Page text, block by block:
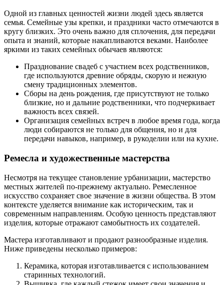
Одной из главных ценностей жизни людей здесь является
семья. Семейные узы крепки, и праздники часто отмечаются в
кругу близких. Это очень важно для сплочения, для передачи
опыта и знаний, которые накапливаются веками. Наиболее
яркими из таких семейных обычаев являются:
Празднование свадеб с участием всех родственников,
где используются древние обряды, скорую и нежную
смену традиционных элементов.
Сборы на день рождения, где присутствуют не только
близкие, но и дальние родственники, что подчеркивает
важность всех связей.
Организация семейных встреч в любое время года, когда
люди собираются не только для общения, но и для
передачи навыков, например, в рукоделии или на кухне.
Ремесла и художественные мастерства
Несмотря на текущее становление урбанизации, мастерство
местных жителей по-прежнему актуально. Ремесленное
искусство сохраняет свое значение в жизни общества. В этом
контексте уделяется внимание как историческим, так и
современным направлениям. Особую ценность представляют
изделия, которые отражают самобытность их создателей.
Мастера изготавливают и продают разнообразные изделия.
Ниже приведены несколько примеров:
Керамика, которая изготавливается с использованием
старинных технологий.